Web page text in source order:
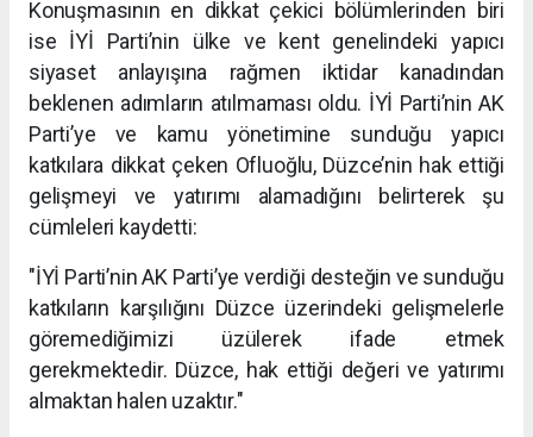
Konuşmasının en dikkat çekici bölümlerinden biri
ise İYİ Parti’nin ülke ve kent genelindeki yapıcı
siyaset anlayışına rağmen iktidar kanadından
beklenen adımların atılmaması oldu. İYİ Parti’nin AK
Parti’ye ve kamu yönetimine sunduğu yapıcı
katkılara dikkat çeken Ofluoğlu, Düzce’nin hak ettiği
gelişmeyi ve yatırımı alamadığını belirterek şu
cümleleri kaydetti:
"İYİ Parti’nin AK Parti’ye verdiği desteğin ve sunduğu
katkıların karşılığını Düzce üzerindeki gelişmelerle
göremediğimizi üzülerek ifade etmek
gerekmektedir. Düzce, hak ettiği değeri ve yatırımı
almaktan halen uzaktır."